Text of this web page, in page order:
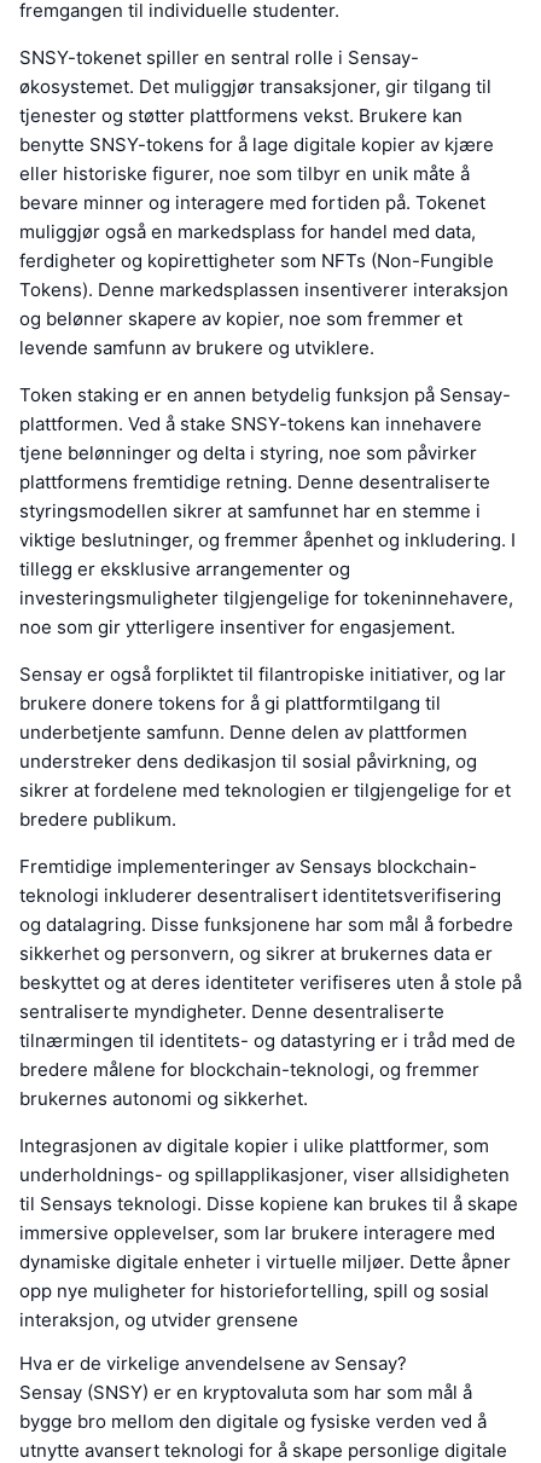
fremgangen til individuelle studenter.
SNSY-tokenet spiller en sentral rolle i Sensay-
økosystemet. Det muliggjør transaksjoner, gir tilgang til
tjenester og støtter plattformens vekst. Brukere kan
benytte SNSY-tokens for å lage digitale kopier av kjære
eller historiske figurer, noe som tilbyr en unik måte å
bevare minner og interagere med fortiden på. Tokenet
muliggjør også en markedsplass for handel med data,
ferdigheter og kopirettigheter som NFTs (Non-Fungible
Tokens). Denne markedsplassen insentiverer interaksjon
og belønner skapere av kopier, noe som fremmer et
levende samfunn av brukere og utviklere.
Token staking er en annen betydelig funksjon på Sensay-
plattformen. Ved å stake SNSY-tokens kan innehavere
tjene belønninger og delta i styring, noe som påvirker
plattformens fremtidige retning. Denne desentraliserte
styringsmodellen sikrer at samfunnet har en stemme i
viktige beslutninger, og fremmer åpenhet og inkludering. I
tillegg er eksklusive arrangementer og
investeringsmuligheter tilgjengelige for tokeninnehavere,
noe som gir ytterligere insentiver for engasjement.
Sensay er også forpliktet til filantropiske initiativer, og lar
brukere donere tokens for å gi plattformtilgang til
underbetjente samfunn. Denne delen av plattformen
understreker dens dedikasjon til sosial påvirkning, og
sikrer at fordelene med teknologien er tilgjengelige for et
bredere publikum.
Fremtidige implementeringer av Sensays blockchain-
teknologi inkluderer desentralisert identitetsverifisering
og datalagring. Disse funksjonene har som mål å forbedre
sikkerhet og personvern, og sikrer at brukernes data er
beskyttet og at deres identiteter verifiseres uten å stole på
sentraliserte myndigheter. Denne desentraliserte
tilnærmingen til identitets- og datastyring er i tråd med de
bredere målene for blockchain-teknologi, og fremmer
brukernes autonomi og sikkerhet.
Integrasjonen av digitale kopier i ulike plattformer, som
underholdnings- og spillapplikasjoner, viser allsidigheten
til Sensays teknologi. Disse kopiene kan brukes til å skape
immersive opplevelser, som lar brukere interagere med
dynamiske digitale enheter i virtuelle miljøer. Dette åpner
opp nye muligheter for historiefortelling, spill og sosial
interaksjon, og utvider grensene
Hva er de virkelige anvendelsene av Sensay?
Sensay (SNSY) er en kryptovaluta som har som mål å
bygge bro mellom den digitale og fysiske verden ved å
utnytte avansert teknologi for å skape personlige digitale